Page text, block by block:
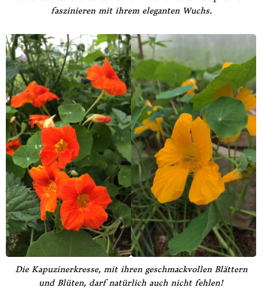
faszinieren mit ihrem eleganten Wuchs.
Die Kapuzinerkresse, mit ihren geschmackvollen Blättern
und Blüten, darf natürlich auch nicht fehlen!